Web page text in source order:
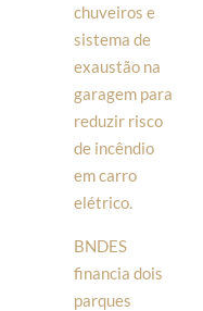
chuveiros e
sistema de
exaustão na
garagem para
reduzir risco
de incêndio
em carro
elétrico.
BNDES
financia dois
parques